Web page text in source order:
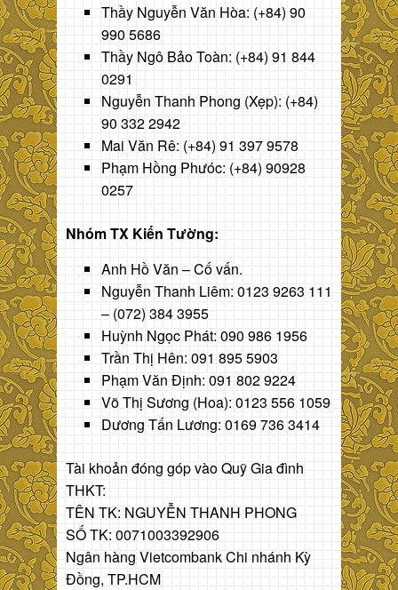
Thầy Nguyễn Văn Hòa: (+84) 90
990 5686
Thầy Ngô Bảo Toàn: (+84) 91 844
0291
Nguyễn Thanh Phong (Xẹp): (+84)
90 332 2942
Mai Văn Rê: (+84) 91 397 9578
Phạm Hồng Phưóc: (+84) 90928
0257
Nhóm TX Kiến Tường:
Anh Hồ Văn – Cố vấn.
Nguyễn Thanh Liêm: 0123 9263 111
– (072) 384 3955
Huỳnh Ngọc Phát: 090 986 1956
Trần Thị Hên: 091 895 5903
Phạm Văn Định: 091 802 9224
Võ Thị Sương (Hoa): 0123 556 1059
Dương Tấn Lương: 0169 736 3414
Tài khoản đóng góp vào Quỹ Gia đình
THKT:
TÊN TK: NGUYỄN THANH PHONG
SỐ TK: 0071003392906
Ngân hàng Vietcombank Chi nhánh Kỳ
Đồng, TP.HCM